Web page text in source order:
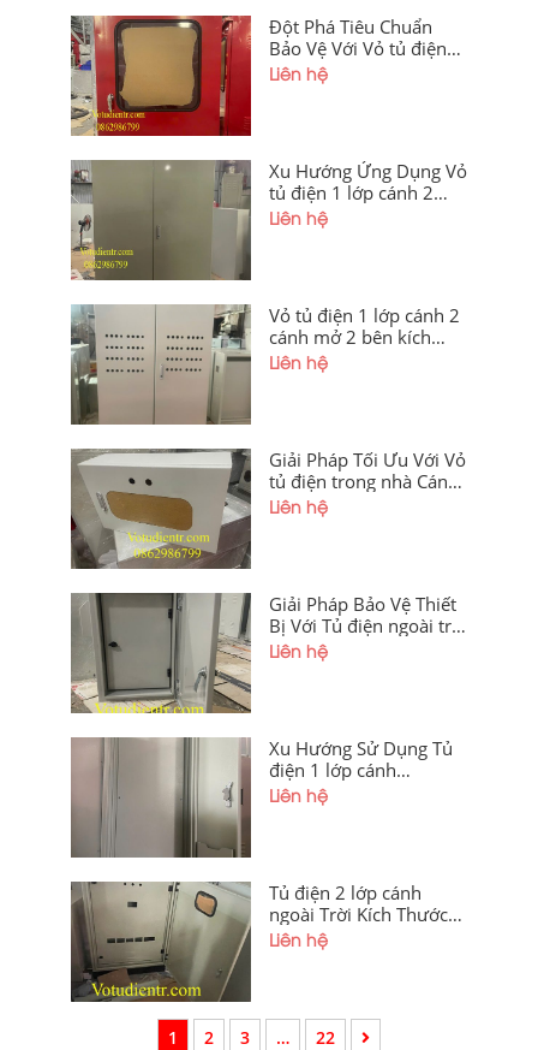
chống bụi, cánh ngoài
mica giá tốt tại xưởng
Hà Nội và Hải Phòng
Đột Phá Tiêu Chuẩn
Bảo Vệ Với Vỏ tủ điện
ngoài trời cánh mica
Màu Đỏ
Liên hệ
Xu Hướng Ứng Dụng Vỏ
tủ điện 1 lớp cánh 2
Cánh Mở 2 Bên
1800x1200x350x1.5mm
Liên hệ
Vỏ tủ điện 1 lớp cánh 2
cánh mở 2 bên kích
thước
1600x1200x350x1,5mm
xưởng Hà Nội và Điện
Biên
Liên hệ
Giải Pháp Tối Ưu Với Vỏ
tủ điện trong nhà Cánh
Ngoài Mica
250x400x200x1mm
Liên hệ
Giải Pháp Bảo Vệ Thiết
Bị Với Tủ điện ngoài trời
2 lớp cánh
500x300x200x1.2mm
Liên hệ
Xu Hướng Sử Dụng Tủ
điện 1 lớp cánh
1600x500x250x1.5mm
Trong Nhà
Liên hệ
Tủ điện 2 lớp cánh
ngoài Trời Kích Thước
1200x600x250x1,2mm
Sơn Tĩnh Điện Có Tấm
Nội Và Hải Phòng
Liên hệ
1 2 3 … 22